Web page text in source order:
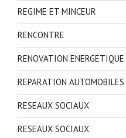
REGIME ET MINCEUR
RENCONTRE
RENOVATION ENERGETIQUE
REPARATION AUTOMOBILES
RESEAUX SOCIAUX
RESEAUX SOCIAUX